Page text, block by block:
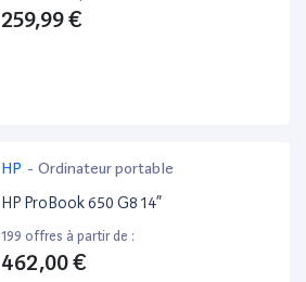
259,99 €
HP - Ordinateur portable
HP ProBook 650 G8 14”
199 offres à partir de :
462,00 €